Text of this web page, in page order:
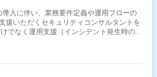
導入に伴い、業務要件定義や運用フローの
援いただくセキュリティコンサルタントを
でなく運用支援（インシデント発生時の対